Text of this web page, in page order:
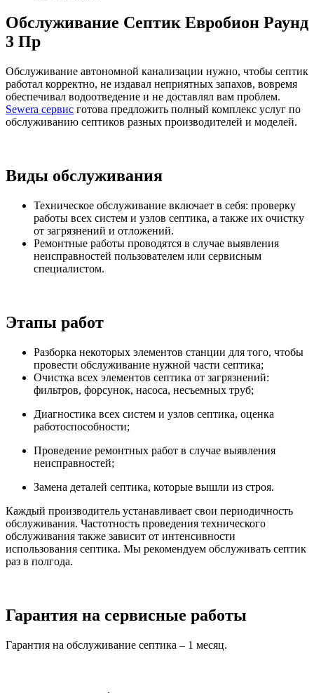
Обслуживание Септик Евробион Раунд
3 Пр
Обслуживание автономной канализации нужно, чтобы септик
работал корректно, не издавал неприятных запахов, вовремя
обеспечивал водоотведение и не доставлял вам проблем.
Sewera сервис готова предложить полный комплекс услуг по
обслуживанию септиков разных производителей и моделей.
Виды обслуживания
Техническое обслуживание включает в себя: проверку
работы всех систем и узлов септика, а также их очистку
от загрязнений и отложений.
Ремонтные работы проводятся в случае выявления
неисправностей пользователем или сервисным
специалистом.
Этапы работ
Разборка некоторых элементов станции для того, чтобы
провести обслуживание нужной части септика;
Очистка всех элементов септика от загрязнений:
фильтров, форсунок, насоса, несъемных труб;
Диагностика всех систем и узлов септика, оценка
работоспособности;
Проведение ремонтных работ в случае выявления
неисправностей;
Замена деталей септика, которые вышли из строя.
Каждый производитель устанавливает свои периодичность
обслуживания. Частотность проведения технического
обслуживания также зависит от интенсивности
использования септика. Мы рекомендуем обслуживать септик
раз в полгода.
Гарантия на сервисные работы
Гарантия на обслуживание септика – 1 месяц.